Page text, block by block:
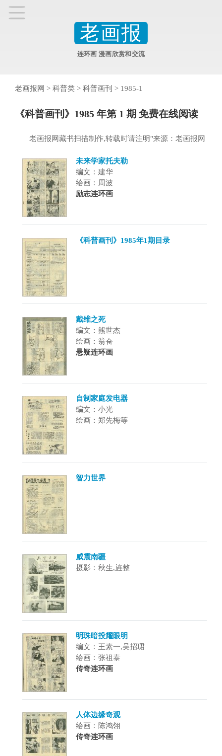
老画报
连环画 漫画欣赏和交流
老画报网 > 科普类 > 科普画刊 > 1985-1
《科普画刊》1985 年第 1 期 免费在线阅读
老画报网藏书扫描制作,转载时请注明"来源：老画报网
未来学家托夫勒
编文：建华
绘画：周波
励志连环画
《科普画刊》1985年1期目录
戴维之死
编文：熊世杰
绘画：翁奋
悬疑连环画
自制家庭发电器
编文：小光
绘画：郑先梅等
智力世界
威震南疆
摄影：秋生,旌整
明珠暗投耀眼明
编文：王素一,吴招珺
绘画：张祖泰
传奇连环画
人体边缘奇观
绘画：陈鸿翎
传奇连环画